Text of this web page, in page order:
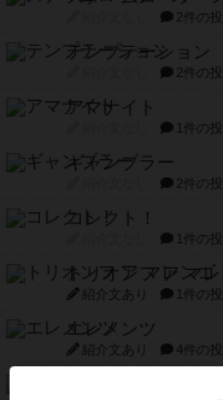
2件の投
テンプテーション
2件の投
アマナイト
1件の投
ギャンブラー
2件の投
コレクト！
1件の投
トリオンフ ア マレ
紹介文あり 1件の投
エレメンツ
紹介文あり 4件の投